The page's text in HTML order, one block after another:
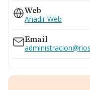
Web
Añadir Web
Email